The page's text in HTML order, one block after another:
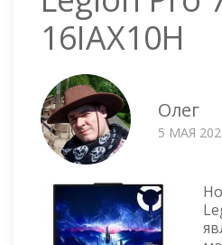
16IAX10H
Олег
5 МАЯ